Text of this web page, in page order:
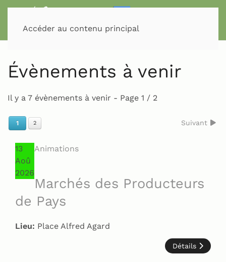
Accéder au contenu principal
Évènements à venir
Il y a 7 évènements à venir - Page 1 / 2
1 2 Suivant
13
Aoû
2026
Animations
Marchés des Producteurs
de Pays
Lieu: Place Alfred Agard
Détails